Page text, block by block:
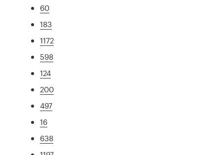
60
183
1172
598
124
200
497
16
638